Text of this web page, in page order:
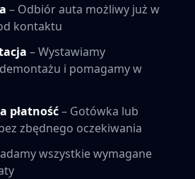
– Odbiór auta możliwy już w
kontaktu
– Wystawiamy
i pomagamy w
płatność– Gotówka lub
zbędnego oczekiwania
wszystkie wymagane